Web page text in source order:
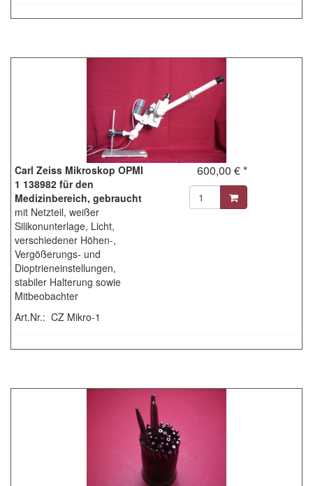
Carl Zeiss Mikroskop OPMI
1 138982 für den
Medizinbereich, gebraucht
mit Netzteil, weißer
Silikonunterlage, Licht,
verschiedener Höhen-,
Vergößerungs- und
Dioptrieneinstellungen,
stabiler Halterung sowie
Mitbeobachter
Art.Nr.: CZ Mikro-1
600,00 € *